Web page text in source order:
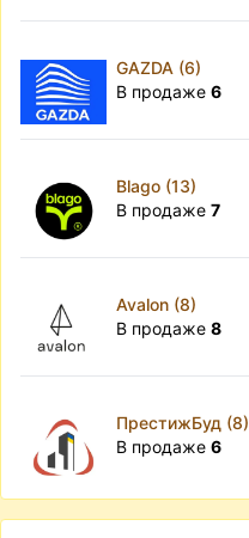
GAZDA (6)
В продаже 6
Blago (13)
В продаже 7
Avalon (8)
В продаже 8
ПрестижБуд (8)
В продаже 6